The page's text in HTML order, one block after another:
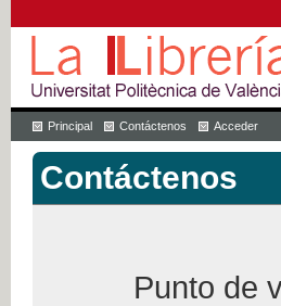
Principal Contáctenos Acceder
Contáctenos
Punto de